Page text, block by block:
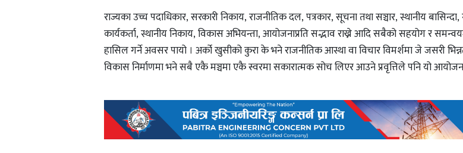
राज्यका उच्च पदाधिकार, सरकारी निकाय, राजनीतिक दल, पत्रकार, सूचना तथा सञ्चार, स्थानीय
कार्यकर्ता, स्थानीय निकाय, विकास अभियन्ता, आयोजनाप्रति सद्भाव राख्ने आदि सबैको सहयोग र
हासिल गर्ने अवसर पायो । अर्को खुसीको कुरा के भने राजनीतिक आस्था वा विचार विमर्शमा जे जसरी
विकास निर्माणमा भने सबै एकै मञ्चमा एकै स्वरमा सकारात्मक सोच लिएर आउने प्रवृत्तिले पनि यो